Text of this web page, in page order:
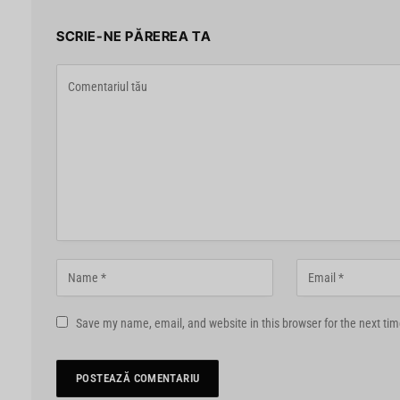
SCRIE-NE PĂREREA TA
Save my name, email, and website in this browser for the next